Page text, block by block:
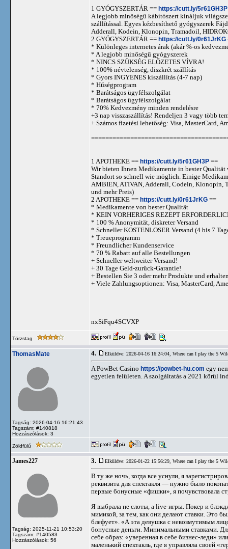
1 GYÓGYSZERTÁR == https://cutt.ly/5r61GH3P
A legjobb minőségű kábítószert kínáljuk
szállítással. Egyes kézbesíthető gyógyszerek
Adderall, Kodein, Klonopin, Tramadoil,
2 GYÓGYSZERTÁR == https://cutt.ly/0r61JrKG
* Különleges internetes árak (akár %-os
* A legjobb minőségű gyógyszerek
* NINCS SZÜKSÉG ELŐZETES VÍVRA!
* 100% névtelenség, diszkrét szállítás
* Gyors INGYENES kiszállítás (4-7 nap)
* Hűségprogram
* Barátságos ügyfélszolgálat
* Barátságos ügyfélszolgálat
* 70% Kedvezmény minden rendelésre
+3 nap visszaszállítás! Rendeljen 3 vagy több
+ Számos fizetési lehetőség: Visa, MasterCard,
1 APOTHEKE == https://cutt.ly/5r61GH3P ==
Wir bieten Ihnen Medikamente in bester
Standort so schnell wie möglich. Einige
AMBIEN, ATIVAN, Adderall, Codein, Klonopin,
und mehr Preis)
2 APOTHEKE == https://cutt.ly/0r61JrKG ==
* Medikamente von bester Qualität
* KEIN VORHERIGES REZEPT
* 100 % Anonymität, diskreter Versand
* Schneller KOSTENLOSER Versand (4 bis 7
* Treueprogramm
* Freundlicher Kundenservice
* 70 % Rabatt auf alle Bestellungen
+ Schneller weltweiter Versand!
+ 30 Tage Geld-zurück-Garantie!
+ Bestellen Sie 3 oder mehr Produkte und
+ Viele Zahlungsoptionen: Visa, MasterCard,
nxSiFqu4SCVXP
Törzstag
ThomasMate
Tagság: 2026-04-16 16:21:43
Tagszám: #140818
Hozzászólások: 3
4. Elküldve: 2026-04-16 16:24:04, Where can I play the 5
A PowBet Casino https://powbet-hu.com egy
egyetlen felületen. A szolgáltatás a 2021 körül
Zöldfülű
James227
Tagság: 2025-11-21 10:53:20
Tagszám: #140583
Hozzászólások: 56
3. Elküldve: 2026-01-22 15:56:29, Where can I play the 5
В ту же ночь, когда все уснули, я
реквизита для спектакля — нужно было
первые бонусные «фишки», я почувствовала
Я выбрала не слоты, а live-игры. Покер и
мимикой, за тем, как они делают ставки. Это
блефует». «А эта девушка с невозмутимым
бонусные деньги. Минимальными ставками.
себе образ: «уверенная в себе бизнес-леди»
маленький спектакль, где я управляла своей